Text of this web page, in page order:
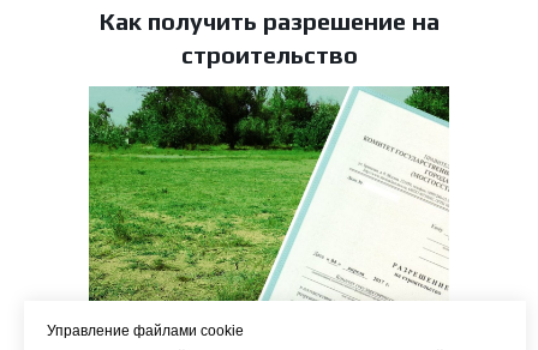
Как получить разрешение на
строительство
Управление файлами cookie